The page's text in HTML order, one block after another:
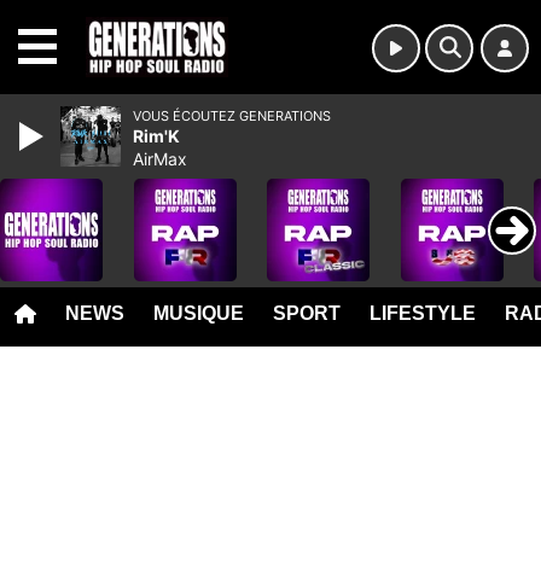
NEWS MUSIQUE SPORT LIFESTYLE
VOUS ÉCOUTEZ GENERATIONS
Rim'K
AirMax